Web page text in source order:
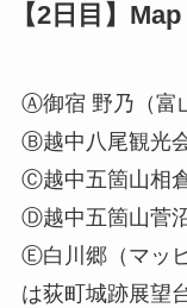
【2日目】Map
Ⓐ御宿 野乃（富
Ⓑ越中八尾観光
Ⓒ越中五箇山相
Ⓓ越中五箇山菅
Ⓔ白川郷（マッ
は荻町城跡展望